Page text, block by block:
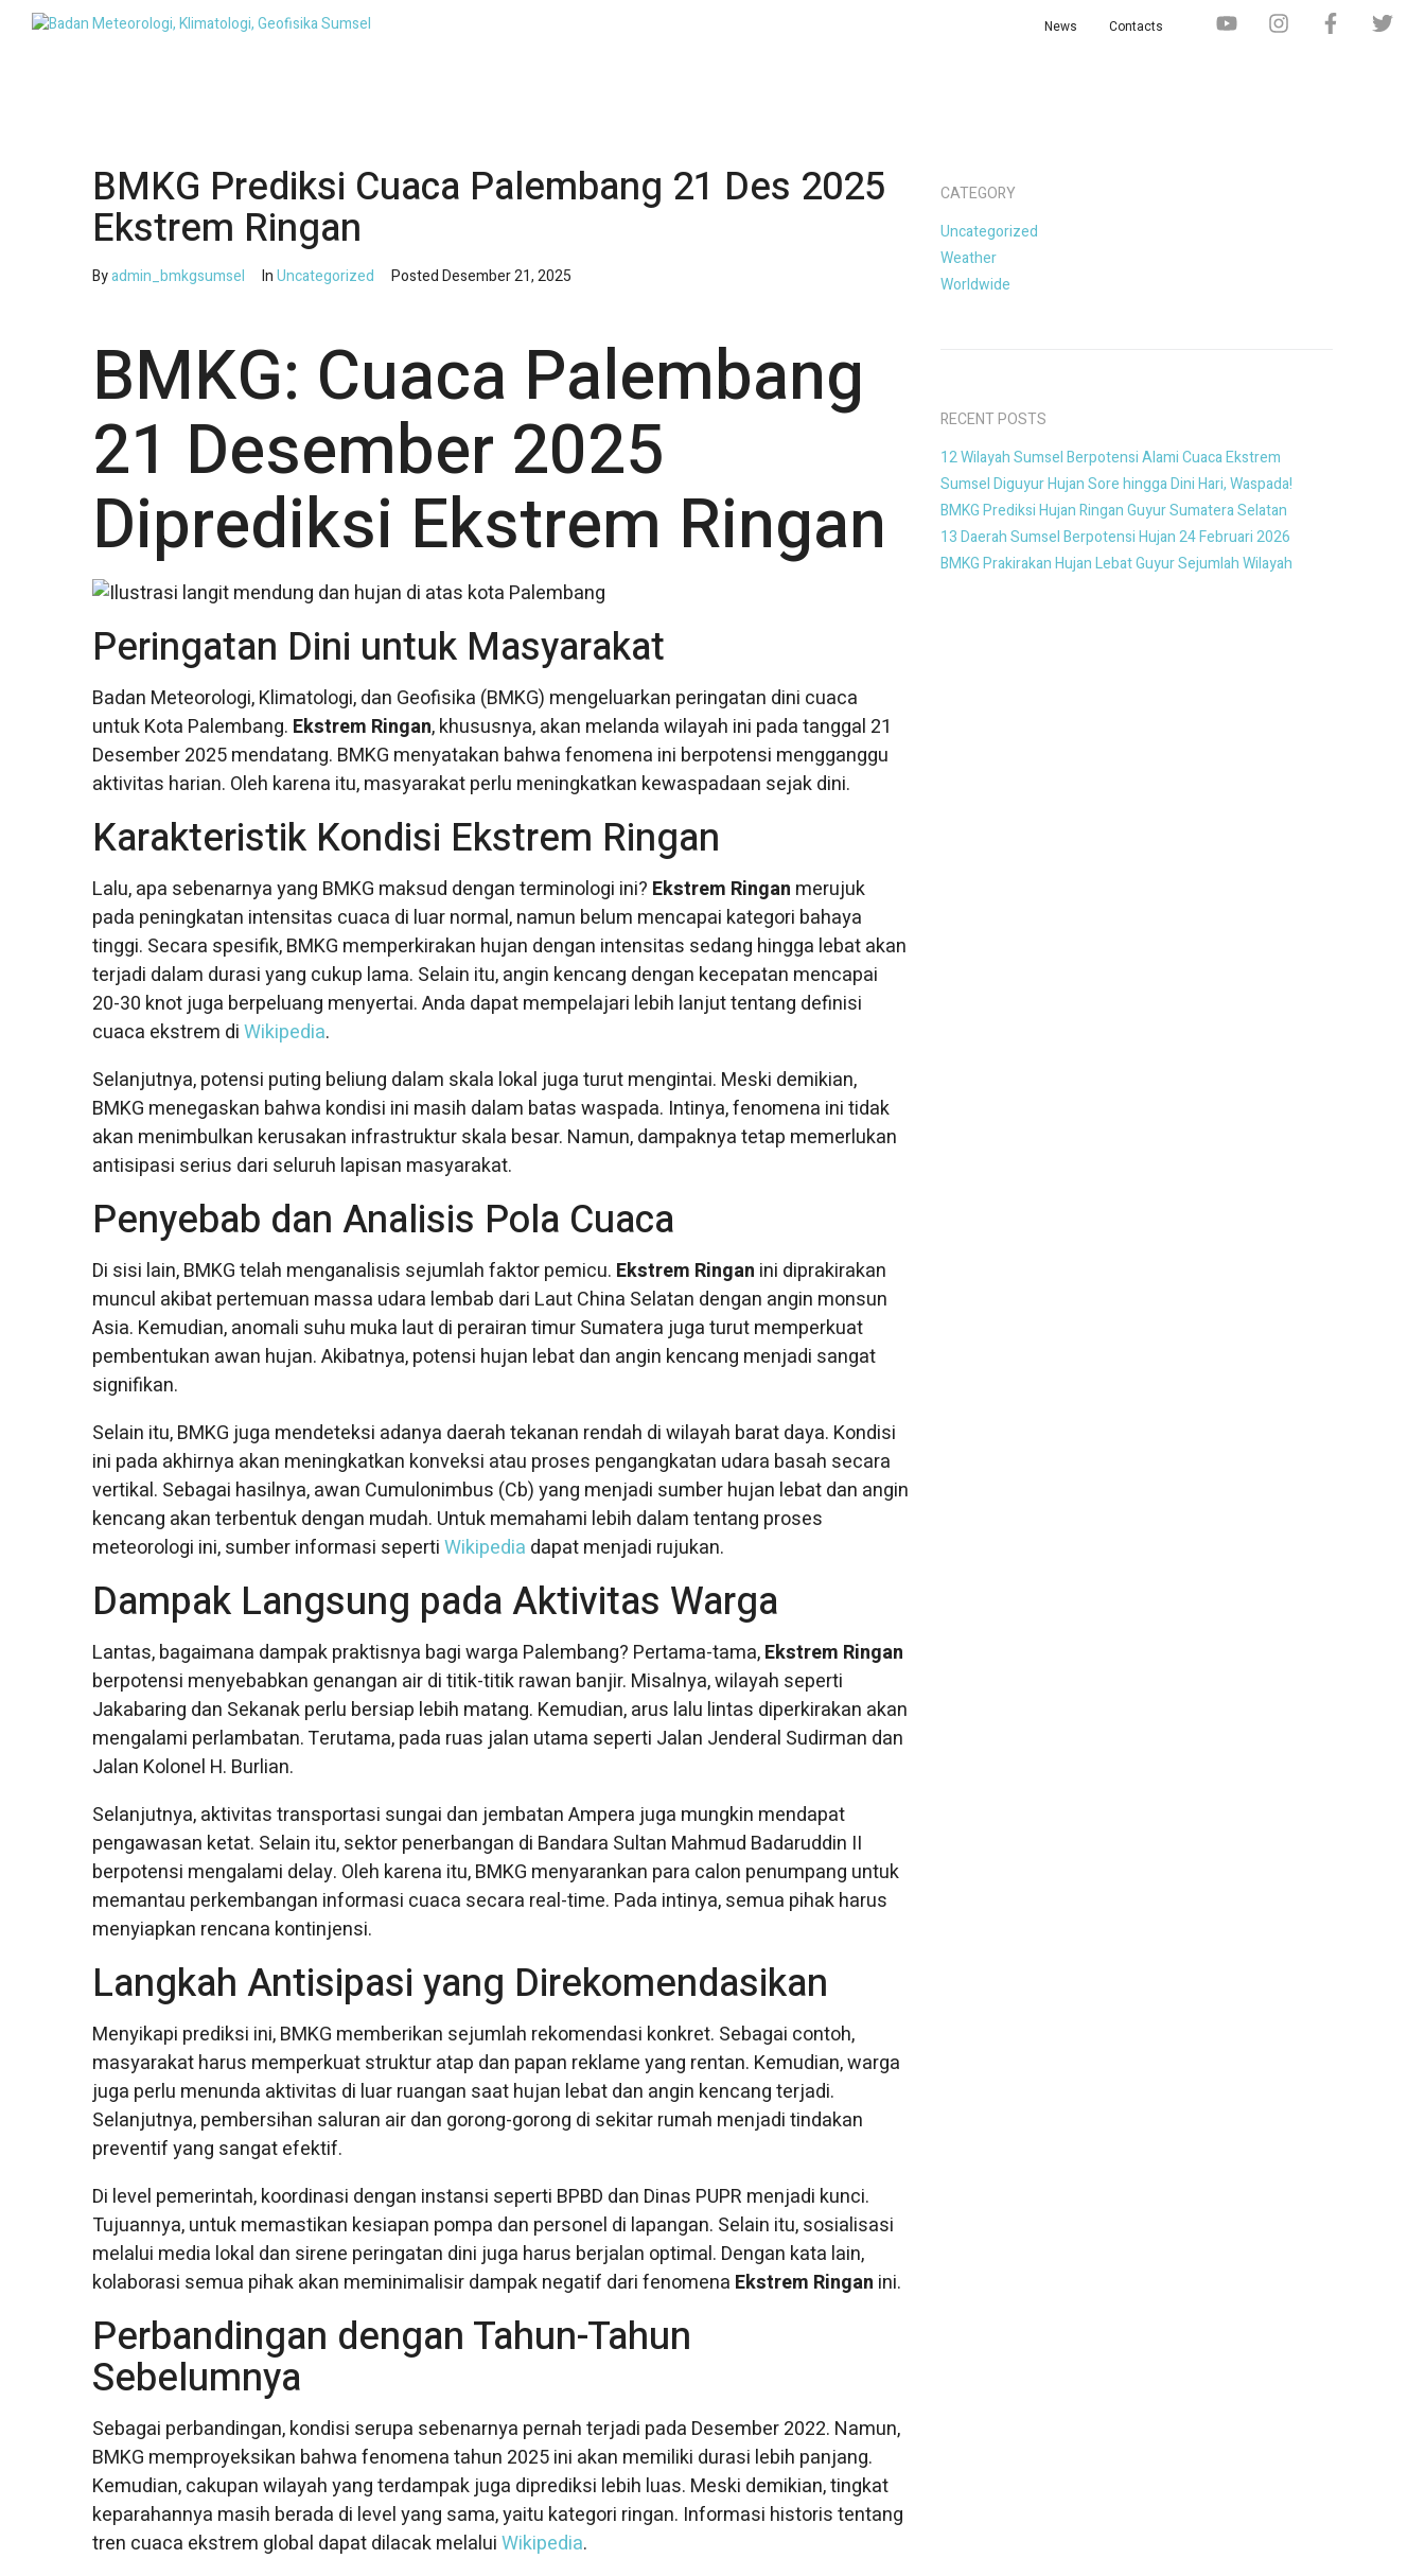
News Contacts
BMKG Prediksi Cuaca Palembang 21 Des 2025
Ekstrem Ringan
Byadmin_bmkgsumsel InUncategorized PostedDesember 21, 2025
BMKG: Cuaca Palembang
21 Desember 2025
Diprediksi Ekstrem Ringan
Peringatan Dini untuk Masyarakat
Badan Meteorologi, Klimatologi, dan Geofisika (BMKG) mengeluarkan peringatan dini cuaca
untuk Kota Palembang. Ekstrem Ringan, khususnya, akan melanda wilayah ini pada tanggal 21
Desember 2025 mendatang. BMKG menyatakan bahwa fenomena ini berpotensi mengganggu
aktivitas harian. Oleh karena itu, masyarakat perlu meningkatkan kewaspadaan sejak dini.
Karakteristik Kondisi Ekstrem Ringan
Lalu, apa sebenarnya yang BMKG maksud dengan terminologi ini? Ekstrem Ringan merujuk
pada peningkatan intensitas cuaca di luar normal, namun belum mencapai kategori bahaya
tinggi. Secara spesifik, BMKG memperkirakan hujan dengan intensitas sedang hingga lebat akan
terjadi dalam durasi yang cukup lama. Selain itu, angin kencang dengan kecepatan mencapai
20-30 knot juga berpeluang menyertai. Anda dapat mempelajari lebih lanjut tentang definisi
cuaca ekstrem diWikipedia.
Selanjutnya, potensi puting beliung dalam skala lokal juga turut mengintai. Meski demikian,
BMKG menegaskan bahwa kondisi ini masih dalam batas waspada. Intinya, fenomena ini tidak
akan menimbulkan kerusakan infrastruktur skala besar. Namun, dampaknya tetap memerlukan
antisipasi serius dari seluruh lapisan masyarakat.
Penyebab dan Analisis Pola Cuaca
Di sisi lain, BMKG telah menganalisis sejumlah faktor pemicu. Ekstrem Ringan ini diprakirakan
muncul akibat pertemuan massa udara lembab dari Laut China Selatan dengan angin monsun
Asia. Kemudian, anomali suhu muka laut di perairan timur Sumatera juga turut memperkuat
pembentukan awan hujan. Akibatnya, potensi hujan lebat dan angin kencang menjadi sangat
signifikan.
Selain itu, BMKG juga mendeteksi adanya daerah tekanan rendah di wilayah barat daya. Kondisi
ini pada akhirnya akan meningkatkan konveksi atau proses pengangkatan udara basah secara
vertikal. Sebagai hasilnya, awan Cumulonimbus (Cb) yang menjadi sumber hujan lebat dan angin
kencang akan terbentuk dengan mudah. Untuk memahami lebih dalam tentang proses
meteorologi ini, sumber informasi sepertiWikipedia dapat menjadi rujukan.
Dampak Langsung pada Aktivitas Warga
Lantas, bagaimana dampak praktisnya bagi warga Palembang? Pertama-tama,Ekstrem Ringan
berpotensi menyebabkan genangan air di titik-titik rawan banjir. Misalnya, wilayah seperti
Jakabaring dan Sekanak perlu bersiap lebih matang. Kemudian, arus lalu lintas diperkirakan akan
mengalami perlambatan. Terutama, pada ruas jalan utama seperti Jalan Jenderal Sudirman dan
Jalan Kolonel H. Burlian.
Selanjutnya, aktivitas transportasi sungai dan jembatan Ampera juga mungkin mendapat
pengawasan ketat. Selain itu, sektor penerbangan di Bandara Sultan Mahmud Badaruddin II
berpotensi mengalami delay. Oleh karena itu, BMKG menyarankan para calon penumpang untuk
memantau perkembangan informasi cuaca secara real-time. Pada intinya, semua pihak harus
menyiapkan rencana kontinjensi.
Langkah Antisipasi yang Direkomendasikan
Menyikapi prediksi ini, BMKG memberikan sejumlah rekomendasi konkret. Sebagai contoh,
masyarakat harus memperkuat struktur atap dan papan reklame yang rentan. Kemudian, warga
juga perlu menunda aktivitas di luar ruangan saat hujan lebat dan angin kencang terjadi.
Selanjutnya, pembersihan saluran air dan gorong-gorong di sekitar rumah menjadi tindakan
preventif yang sangat efektif.
Di level pemerintah, koordinasi dengan instansi seperti BPBD dan Dinas PUPR menjadi kunci.
Tujuannya, untuk memastikan kesiapan pompa dan personel di lapangan. Selain itu, sosialisasi
melalui media lokal dan sirene peringatan dini juga harus berjalan optimal. Dengan kata lain,
kolaborasi semua pihak akan meminimalisir dampak negatif dari fenomena Ekstrem Ringan ini.
Perbandingan dengan Tahun-Tahun
Sebelumnya
Sebagai perbandingan, kondisi serupa sebenarnya pernah terjadi pada Desember 2022. Namun,
BMKG memproyeksikan bahwa fenomena tahun 2025 ini akan memiliki durasi lebih panjang.
Kemudian, cakupan wilayah yang terdampak juga diprediksi lebih luas. Meski demikian, tingkat
keparahannya masih berada di level yang sama, yaitu kategori ringan. Informasi historis tentang
tren cuaca ekstrem global dapat dilacak melaluiWikipedia.
CATEGORY
Uncategorized
Weather
Worldwide
RECENT POSTS
12 Wilayah Sumsel Berpotensi Alami Cuaca Ekstrem
Sumsel Diguyur Hujan Sore hingga Dini Hari, Waspada!
BMKG Prediksi Hujan Ringan Guyur Sumatera Selatan
13 Daerah Sumsel Berpotensi Hujan 24 Februari 2026
BMKG Prakirakan Hujan Lebat Guyur Sejumlah Wilayah